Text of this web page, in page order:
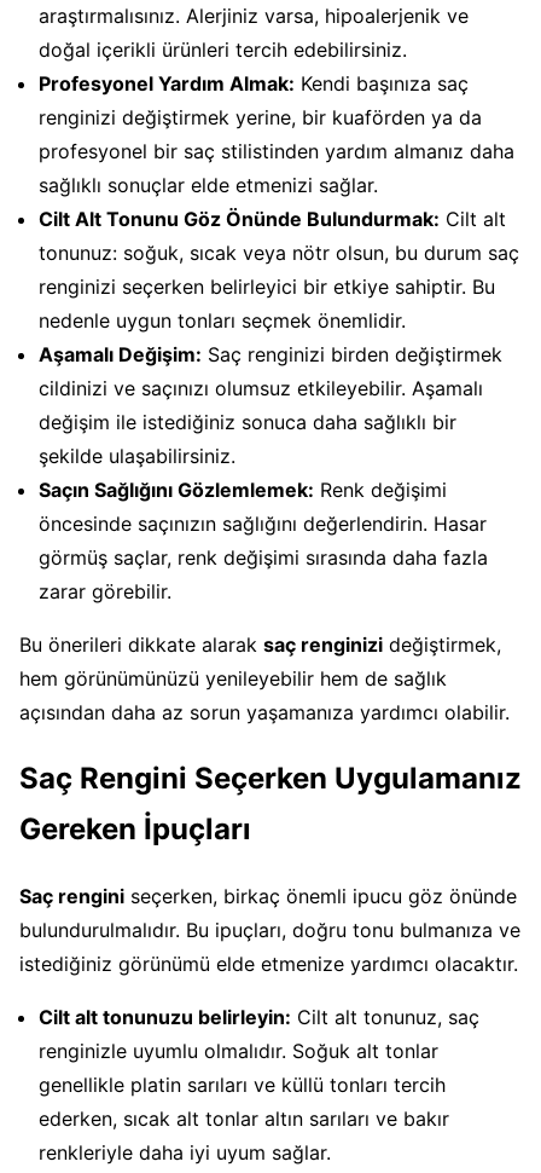
araştırmalısınız. Alerjiniz varsa, hipoalerjenik ve
doğal içerikli ürünleri tercih edebilirsiniz.
Profesyonel Yardım Almak: Kendi başınıza saç
renginizi değiştirmek yerine, bir kuaförden ya da
profesyonel bir saç stilistinden yardım almanız daha
sağlıklı sonuçlar elde etmenizi sağlar.
Cilt Alt Tonunu Göz Önünde Bulundurmak: Cilt alt
tonunuz: soğuk, sıcak veya nötr olsun, bu durum saç
renginizi seçerken belirleyici bir etkiye sahiptir. Bu
nedenle uygun tonları seçmek önemlidir.
Aşamalı Değişim: Saç renginizi birden değiştirmek
cildinizi ve saçınızı olumsuz etkileyebilir. Aşamalı
değişim ile istediğiniz sonuca daha sağlıklı bir
şekilde ulaşabilirsiniz.
Saçın Sağlığını Gözlemlemek: Renk değişimi
öncesinde saçınızın sağlığını değerlendirin. Hasar
görmüş saçlar, renk değişimi sırasında daha fazla
zarar görebilir.
Bu önerileri dikkate alarak saç renginizi değiştirmek,
hem görünümünüzü yenileyebilir hem de sağlık
açısından daha az sorun yaşamanıza yardımcı olabilir.
Saç Rengini Seçerken Uygulamanız
Gereken İpuçları
Saç rengini seçerken, birkaç önemli ipucu göz önünde
bulundurulmalıdır. Bu ipuçları, doğru tonu bulmanıza ve
istediğiniz görünümü elde etmenize yardımcı olacaktır.
Cilt alt tonunuzu belirleyin: Cilt alt tonunuz, saç
renginizle uyumlu olmalıdır. Soğuk alt tonlar
genellikle platin sarıları ve küllü tonları tercih
ederken, sıcak alt tonlar altın sarıları ve bakır
renkleriyle daha iyi uyum sağlar.